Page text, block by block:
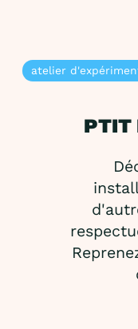
atelier
PTIT